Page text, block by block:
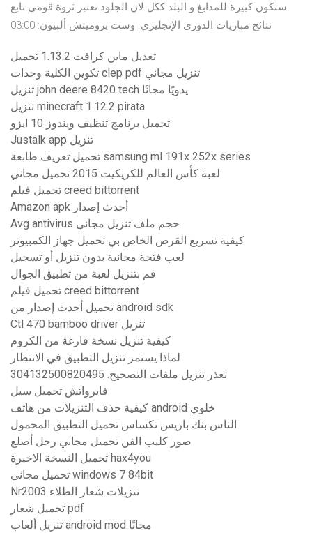
ستكون كبيرة للمدابغ و البلد ككل لان الجلود تعتبر ثروة قومي تابع
نتائج مباريات الدوري الإنجليزي. وست بروميتش ألبيون: 03:00
تعديل ماين كرافت 1.13.2 تحميل
تكوين الكلية وحدات clep pdf تنزيل مجاني
تنزيل john deere 8420 tech يدويًا مجانًا
تنزيل minecraft 1.12.2 pirata
تحميل برنامج تنظيف ويندوز 10 ايزو
Justalk app تنزيل
تحميل تعريف طابعة samsung ml 191x 252x series
لعبة كأس العالم للكريكيت 2015 تحميل مجاني
تحميل فيلم creed bittorrent
Amazon apk أحدث إصدار
Avg antivirus حجم ملف تنزيل مجاني
كيفية تسريع القرص الخاص بي تحميل جهاز الكمبيوتر
لعب فتحة مجانية بدون تنزيل أو تسجيل
قم بتنزيل لعبة من تطبيق الجوال
تحميل فيلم creed bittorrent
تحميل أحدث إصدار من android sdk
Ctl 470 bamboo driver تنزيل
كيفية تنزيل نسخة فارغة من الكروم
لماذا يستمر تنزيل التطبيق في الانتظار
تعذر تنزيل ملفات التصحيح. 304132500820495
فايرواتش تحميل سيل
كيفية حذف التنزيلات من هاتف android خلوي
الناس بنك باريس تكساس تحميل التطبيق المحمول
صور كليب الفن تحميل مجاني رجل أصلع
تحميل النسخة الاخيرة hax4you
تحميل مجاني windows 7 84bit
Nr2003 تنزيلات شعار الطلاء
تحميل شعار pdf
تنزيل ألعاب android mod مجانًا